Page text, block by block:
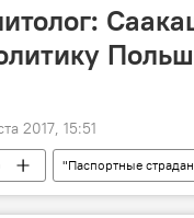
2017, 15:51
"Паспортные